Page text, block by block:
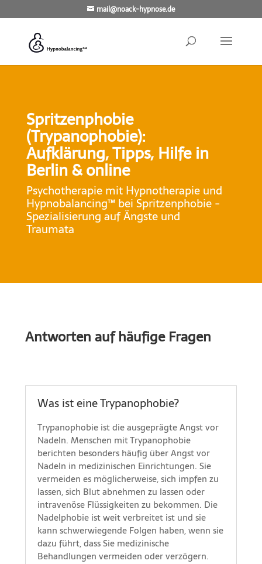
mail@noack-hypnose.de
Spritzenphobie
(Trypanophobie):
Aufklärung, Tipps, Hilfe in
Berlin & online
Psychotherapie mit Hypnotherapie und
Hypnobalancing™ bei Spritzenphobie -
Spezialisierung auf Ängste und
Traumata
Antworten auf häufige Fragen
Was ist eine Trypanophobie?
Trypanophobie ist die ausgeprägte Angst vor
Nadeln. Menschen mit Trypanophobie
berichten besonders häufig über Angst vor
Nadeln in medizinischen Einrichtungen. Sie
vermeiden es möglicherweise, sich impfen zu
lassen, sich Blut abnehmen zu lassen oder
intravenöse Flüssigkeiten zu bekommen. Die
Nadelphobie ist weit verbreitet ist und sie
kann schwerwiegende Folgen haben, wenn sie
dazu führt, dass Sie medizinische
Behandlungen vermeiden oder verzögern.